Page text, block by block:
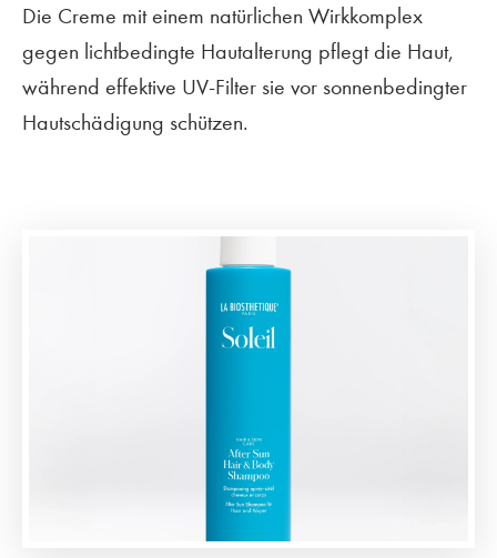
Die Creme mit einem natürlichen Wirkkomplex
gegen lichtbedingte Hautalterung pflegt die Haut,
während effektive UV-Filter sie vor sonnenbedingter
Hautschädigung schützen.